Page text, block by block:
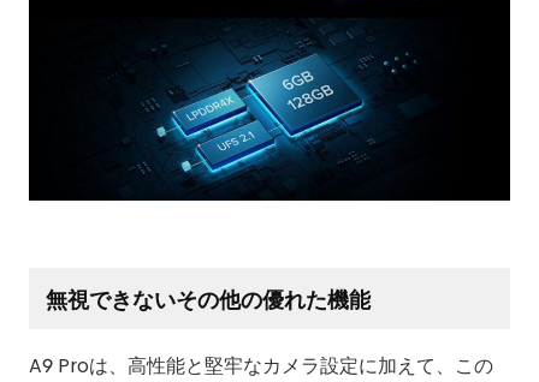
無視できないその他の優れた機能
A9 Proは、高性能と堅牢なカメラ設定に加えて、この